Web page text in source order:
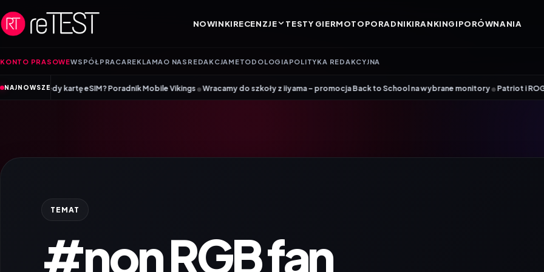
NOWINKIRECENZJE TESTY GIERMOTOPORADNIKIRANKINGIPORÓWNANIA
KONTO PRASOWEWSPÓŁPRACA REKLAMA O NAS REDAKCJA METODOLOGIA POLITYKA REDAKCYJNA
NAJNOWSZE
eSIM? Poradnik Mobile Vikings•Wracamy do szkoły z iiyama – promocja Back to School na wybrane monitory•Patriot i ROG łączą siły. Viper
TEMAT
#non RGB fan